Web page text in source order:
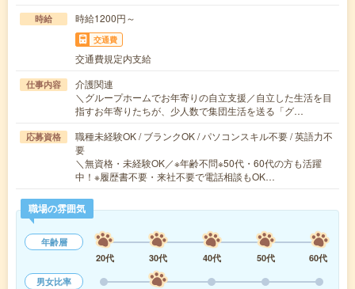
時給 時給1200円～
交通費
交通費規定内支給
仕事内容
介護関連
＼グループホームでお年寄りの自立支援／自立した生活を目
指すお年寄りたちが、少人数で集団生活を送る「グ…
応募資格
職種未経験OK / ブランクOK / パソコンスキル不要 / 英語力不
要
＼無資格・未経験OK／※年齢不問※50代・60代の方も活躍
中！※履歴書不要・来社不要で電話相談もOK…
職場の雰囲気
年齢層
20代
30代 40代 50代
60代
男女比率